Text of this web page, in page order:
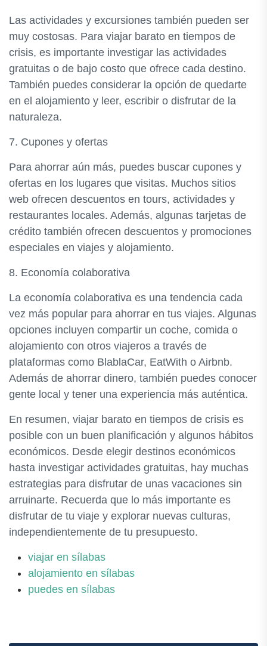
Las actividades y excursiones también pueden ser
muy costosas. Para viajar barato en tiempos de
crisis, es importante investigar las actividades
gratuitas o de bajo costo que ofrece cada destino.
También puedes considerar la opción de quedarte
en el alojamiento y leer, escribir o disfrutar de la
naturaleza.
7. Cupones y ofertas
Para ahorrar aún más, puedes buscar cupones y
ofertas en los lugares que visitas. Muchos sitios
web ofrecen descuentos en tours, actividades y
restaurantes locales. Además, algunas tarjetas de
crédito también ofrecen descuentos y promociones
especiales en viajes y alojamiento.
8. Economía colaborativa
La economía colaborativa es una tendencia cada
vez más popular para ahorrar en tus viajes. Algunas
opciones incluyen compartir un coche, comida o
alojamiento con otros viajeros a través de
plataformas como BlablaCar, EatWith o Airbnb.
Además de ahorrar dinero, también puedes conocer
gente local y tener una experiencia más auténtica.
En resumen, viajar barato en tiempos de crisis es
posible con un buen planificación y algunos hábitos
económicos. Desde elegir destinos económicos
hasta investigar actividades gratuitas, hay muchas
estrategias para disfrutar de unas vacaciones sin
arruinarte. Recuerda que lo más importante es
disfrutar de tu viaje y explorar nuevas culturas,
independientemente de tu presupuesto.
viajar en sílabas
alojamiento en sílabas
puedes en sílabas